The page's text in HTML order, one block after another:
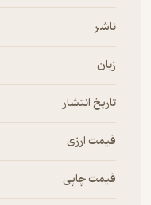
ناشر
زبان
تاریخ انتشار
قیمت ارزی
قیمت چاپی